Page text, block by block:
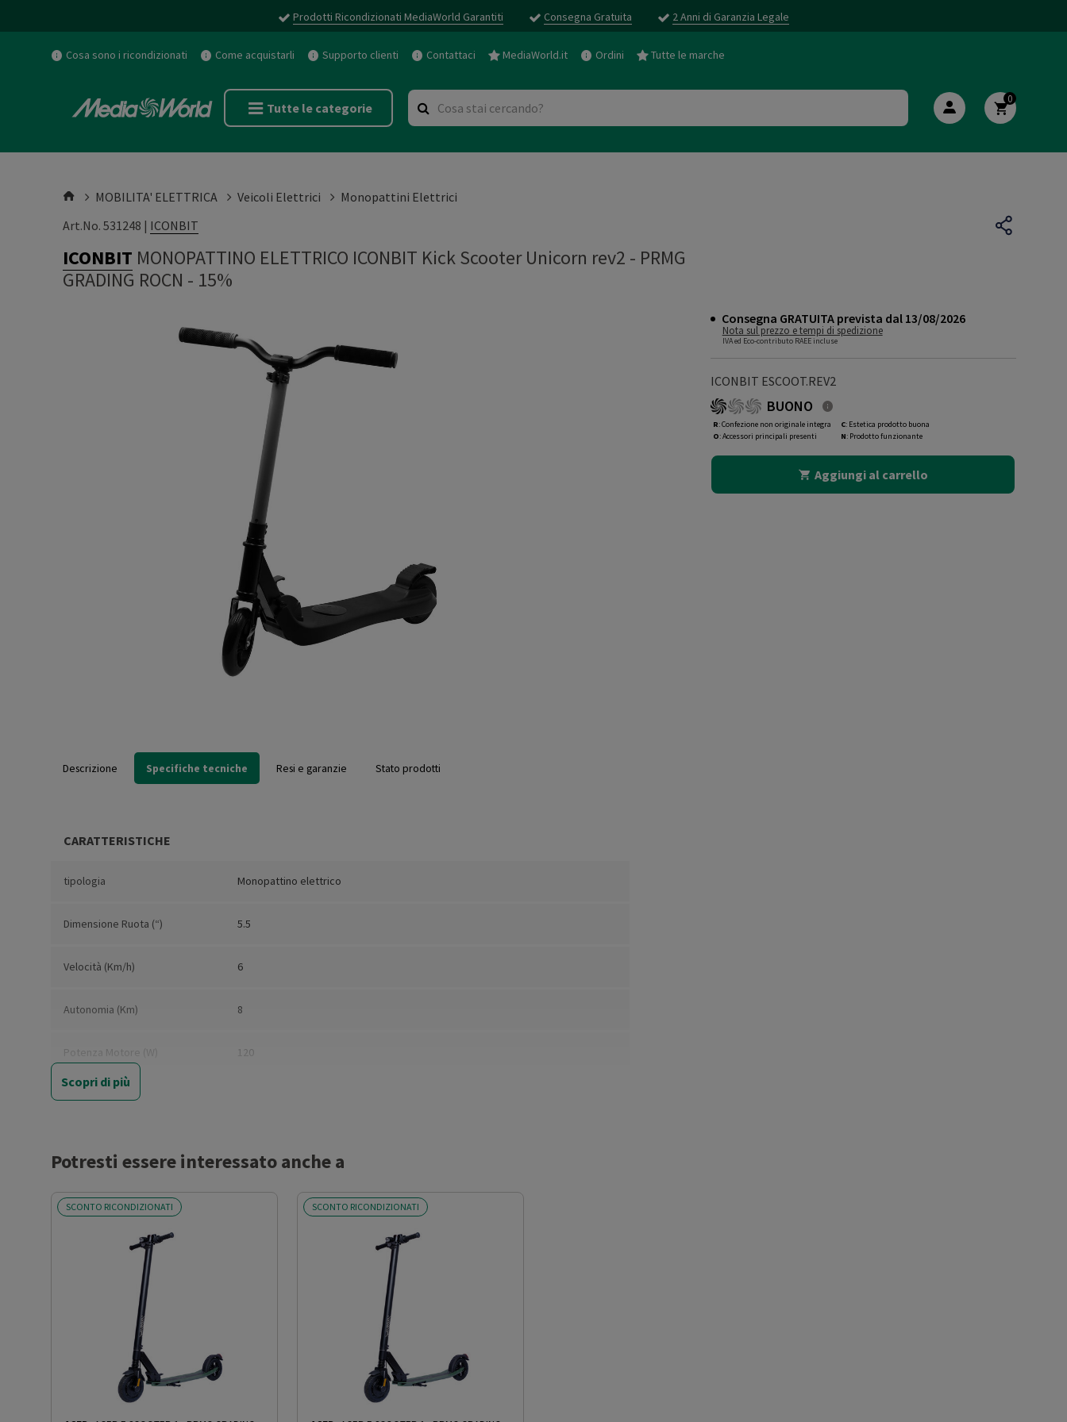
Prodotti Ricondizionati MediaWorld Garantiti Consegna Gratuita 2 Anni di Garanzia Legale
Cosa sono i ricondizionati Come acquistarli Supporto clienti Contattaci MediaWorld.it Ordini Tutte le marche
Tutte le categorie
0
MOBILITA' ELETTRICA Veicoli Elettrici
Monopattini Elettrici
Art.No. 531248 | ICONBIT
ICONBIT MONOPATTINO ELETTRICO ICONBIT Kick Scooter Unicorn rev2 - PRMG
GRADING ROCN - 15%
Consegna GRATUITA prevista dal 13/08/2026
Nota sul prezzo e tempi di spedizione
IVA ed Eco-contributo RAEE incluse
ICONBIT ESCOOT.REV2
BUONO
R: Confezione non originale integra
O: Accessori principali presenti
C: Estetica prodotto buona
N: Prodotto funzionante
Aggiungi al carrello
Descrizione Specifiche tecniche Resi e garanzie Stato prodotti
CARATTERISTICHE
tipologia Monopattino elettrico
Dimensione Ruota (“) 5.5
Velocità (Km/h) 6
Autonomia (Km) 8
Potenza Motore (W) 120
Portata Massima (Kg)
Sistema Frenante
Limitatore di velocità
Scopri di più
Potresti essere interessato anche a
SCONTO RICONDIZIONATI SCONTO RICONDIZIONATI